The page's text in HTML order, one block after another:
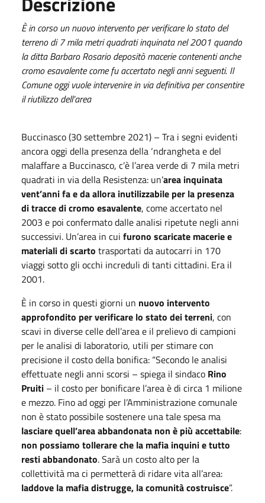
È in corso un nuovo intervento per verificare lo stato del
terreno di 7 mila metri quadrati inquinata nel 2001 quando
la ditta Barbaro Rosario depositò macerie contenenti anche
cromo esavalente come fu accertato negli anni seguenti. Il
Comune oggi vuole intervenire in via definitiva per consentire
il riutilizzo dell’area
Buccinasco (30 settembre 2021) – Tra i segni evidenti
ancora oggi della presenza della ‘ndrangheta e del
malaffare a Buccinasco, c’è l’area verde di 7 mila metri
quadrati in via della Resistenza: un’area inquinata
vent’anni fa e da allora inutilizzabile per la presenza
di tracce di cromo esavalente, come accertato nel
2003 e poi confermato dalle analisi ripetute negli anni
successivi. Un’area in cui furono scaricate macerie e
materiali di scarto trasportati da autocarri in 170
viaggi sotto gli occhi increduli di tanti cittadini. Era il
2001.
È in corso in questi giorni un nuovo intervento
approfondito per verificare lo stato dei terreni, con
scavi in diverse celle dell’area e il prelievo di campioni
per le analisi di laboratorio, utili per stimare con
precisione il costo della bonifica: “Secondo le analisi
effettuate negli anni scorsi – spiega il sindaco Rino
Pruiti – il costo per bonificare l’area è di circa 1 milione
e mezzo. Fino ad oggi per l’Amministrazione comunale
non è stato possibile sostenere una tale spesa ma
lasciare quell’area abbandonata non è più accettabile:
non possiamo tollerare che la mafia inquini e tutto
resti abbandonato. Sarà un costo alto per la
collettività ma ci permetterà di ridare vita all’area:
laddove la mafia distrugge, la comunità costruisce”.